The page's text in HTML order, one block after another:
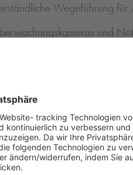
Wegeführung
und
direkter
Business Development
+49 (0) 2181 8190
business.development@